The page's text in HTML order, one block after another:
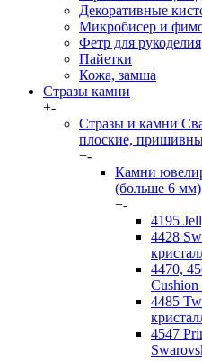
Декоративные
Микробисер и фимо
Фетр для рукоделия
Пайетки
Кожа, замша
Стразы камни
+-
Стразы и камни
плоские,
+-
Камни
(больше 6 мм)
+-
4195
4428
4470,
4485
4547